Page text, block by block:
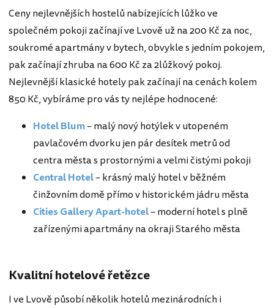
Ceny nejlevnějších hostelů nabízejících lůžko ve
společném pokoji začínají ve Lvově už na 200 Kč za noc,
soukromé apartmány v bytech, obvykle s jedním pokojem,
pak začínají zhruba na 600 Kč za 2lůžkový pokoj.
Nejlevnější klasické hotely pak začínají na cenách kolem
850 Kč, vybíráme pro vás ty nejlépe hodnocené:
Hotel Blum– malý nový hotýlek v utopeném
pavlačovém dvorku jen pár desítek metrů od
centra města s prostornými a velmi čistými pokoji
Central Hotel– krásný malý hotel v běžném
činžovním domě přímo v historickém jádru města
Cities Gallery Apart-hotel– moderní hotel s plně
zařízenými apartmány na okraji Starého města
Kvalitní hotelové řetězce
I ve Lvově působí několik hotelů mezinárodních i